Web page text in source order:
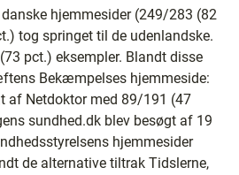
hjemmesider (249/283 (82
tog springet til de udenlandske.
pct.) eksempler. Blandt disse
Bekæmpelses hjemmeside:
af Netdoktor med 89/191 (47
sundhed.dk blev besøgt af 19
hjemmesider
de alternative tiltrak Tidslerne,